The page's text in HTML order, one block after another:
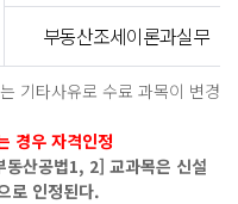
부동산조세이론과실무
기타사유로 수료 과목이 변경
경우 자격인정
산공법1, 2] 교과목은 신설
로 인정된다.